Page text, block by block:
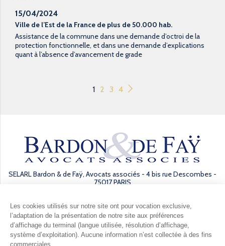
15/04/2024
Ville de l’Est de la France de plus de 50.000 hab.
Assistance de la commune dans une demande d’octroi de la
protection fonctionnelle, et dans une demande d’explications
quant à l’absence d’avancement de grade
1 2 3 4
SELARL Bardon & de Faÿ, Avocats associés - 4 bis rue Descombes -
75017 PARIS
Mentions légales
Gestion des données
Exercez vos droits
Contact
Accès client
Les cookies utilisés sur notre site ont pour vocation exclusive,
l’adaptation de la présentation de notre site aux préférences
d’affichage du terminal (langue utilisée, résolution d’affichage,
système d’exploitation). Aucune information n’est collectée à des fins
commerciales.